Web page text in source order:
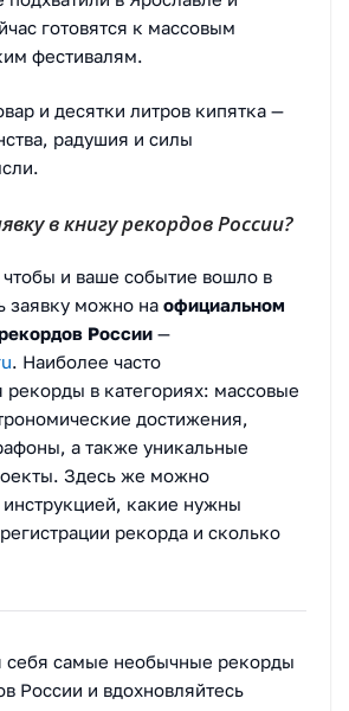
готовятся к массовым
фестивалям.
и десятки литров кипятка —
радушия и силы
в книгу рекордов России?
чтобы и ваше событие вошло в
заявку можно на официальном
России —
. Наиболее часто
рекорды в категориях: массовые
достижения,
а также уникальные
Здесь же можно
инструкцией, какие нужны
рекорда и сколько
себя самые необычные рекорды
России и вдохновляйтесь